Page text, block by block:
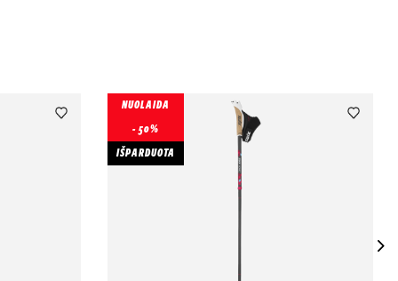
NUOLAIDA
- 50%
IŠPARDUOTA